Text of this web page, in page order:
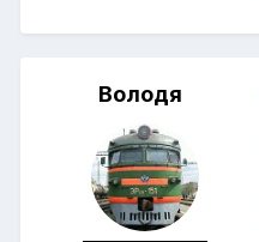
Володя